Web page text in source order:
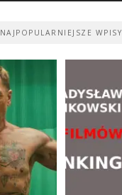
NAJPOPULARNIEJSZE WPISY